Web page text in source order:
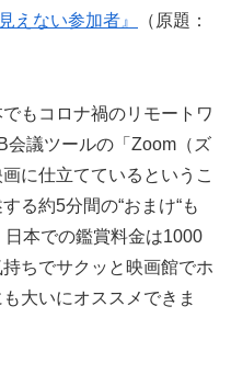
えない参加者』
（原題：
もコロナ禍のリモートワ
会議ツールの「Zoom（ズ
に仕立てているというこ
る約5分間の“おまけ“も
本での鑑賞料金は1000
ちでサクッと映画館でホ
大いにオススメできま